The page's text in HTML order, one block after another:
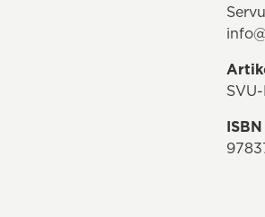
ISBN